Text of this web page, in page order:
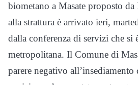
biometano a Masate proposto da
alla strattura è arrivato ieri,
dalla conferenza di servizi che si
metropolitana. Il Comune di
parere negativo